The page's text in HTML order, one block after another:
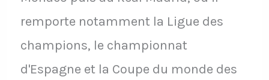
remporte notamment la Ligue des
champions, le championnat
d'Espagne et la Coupe du monde des